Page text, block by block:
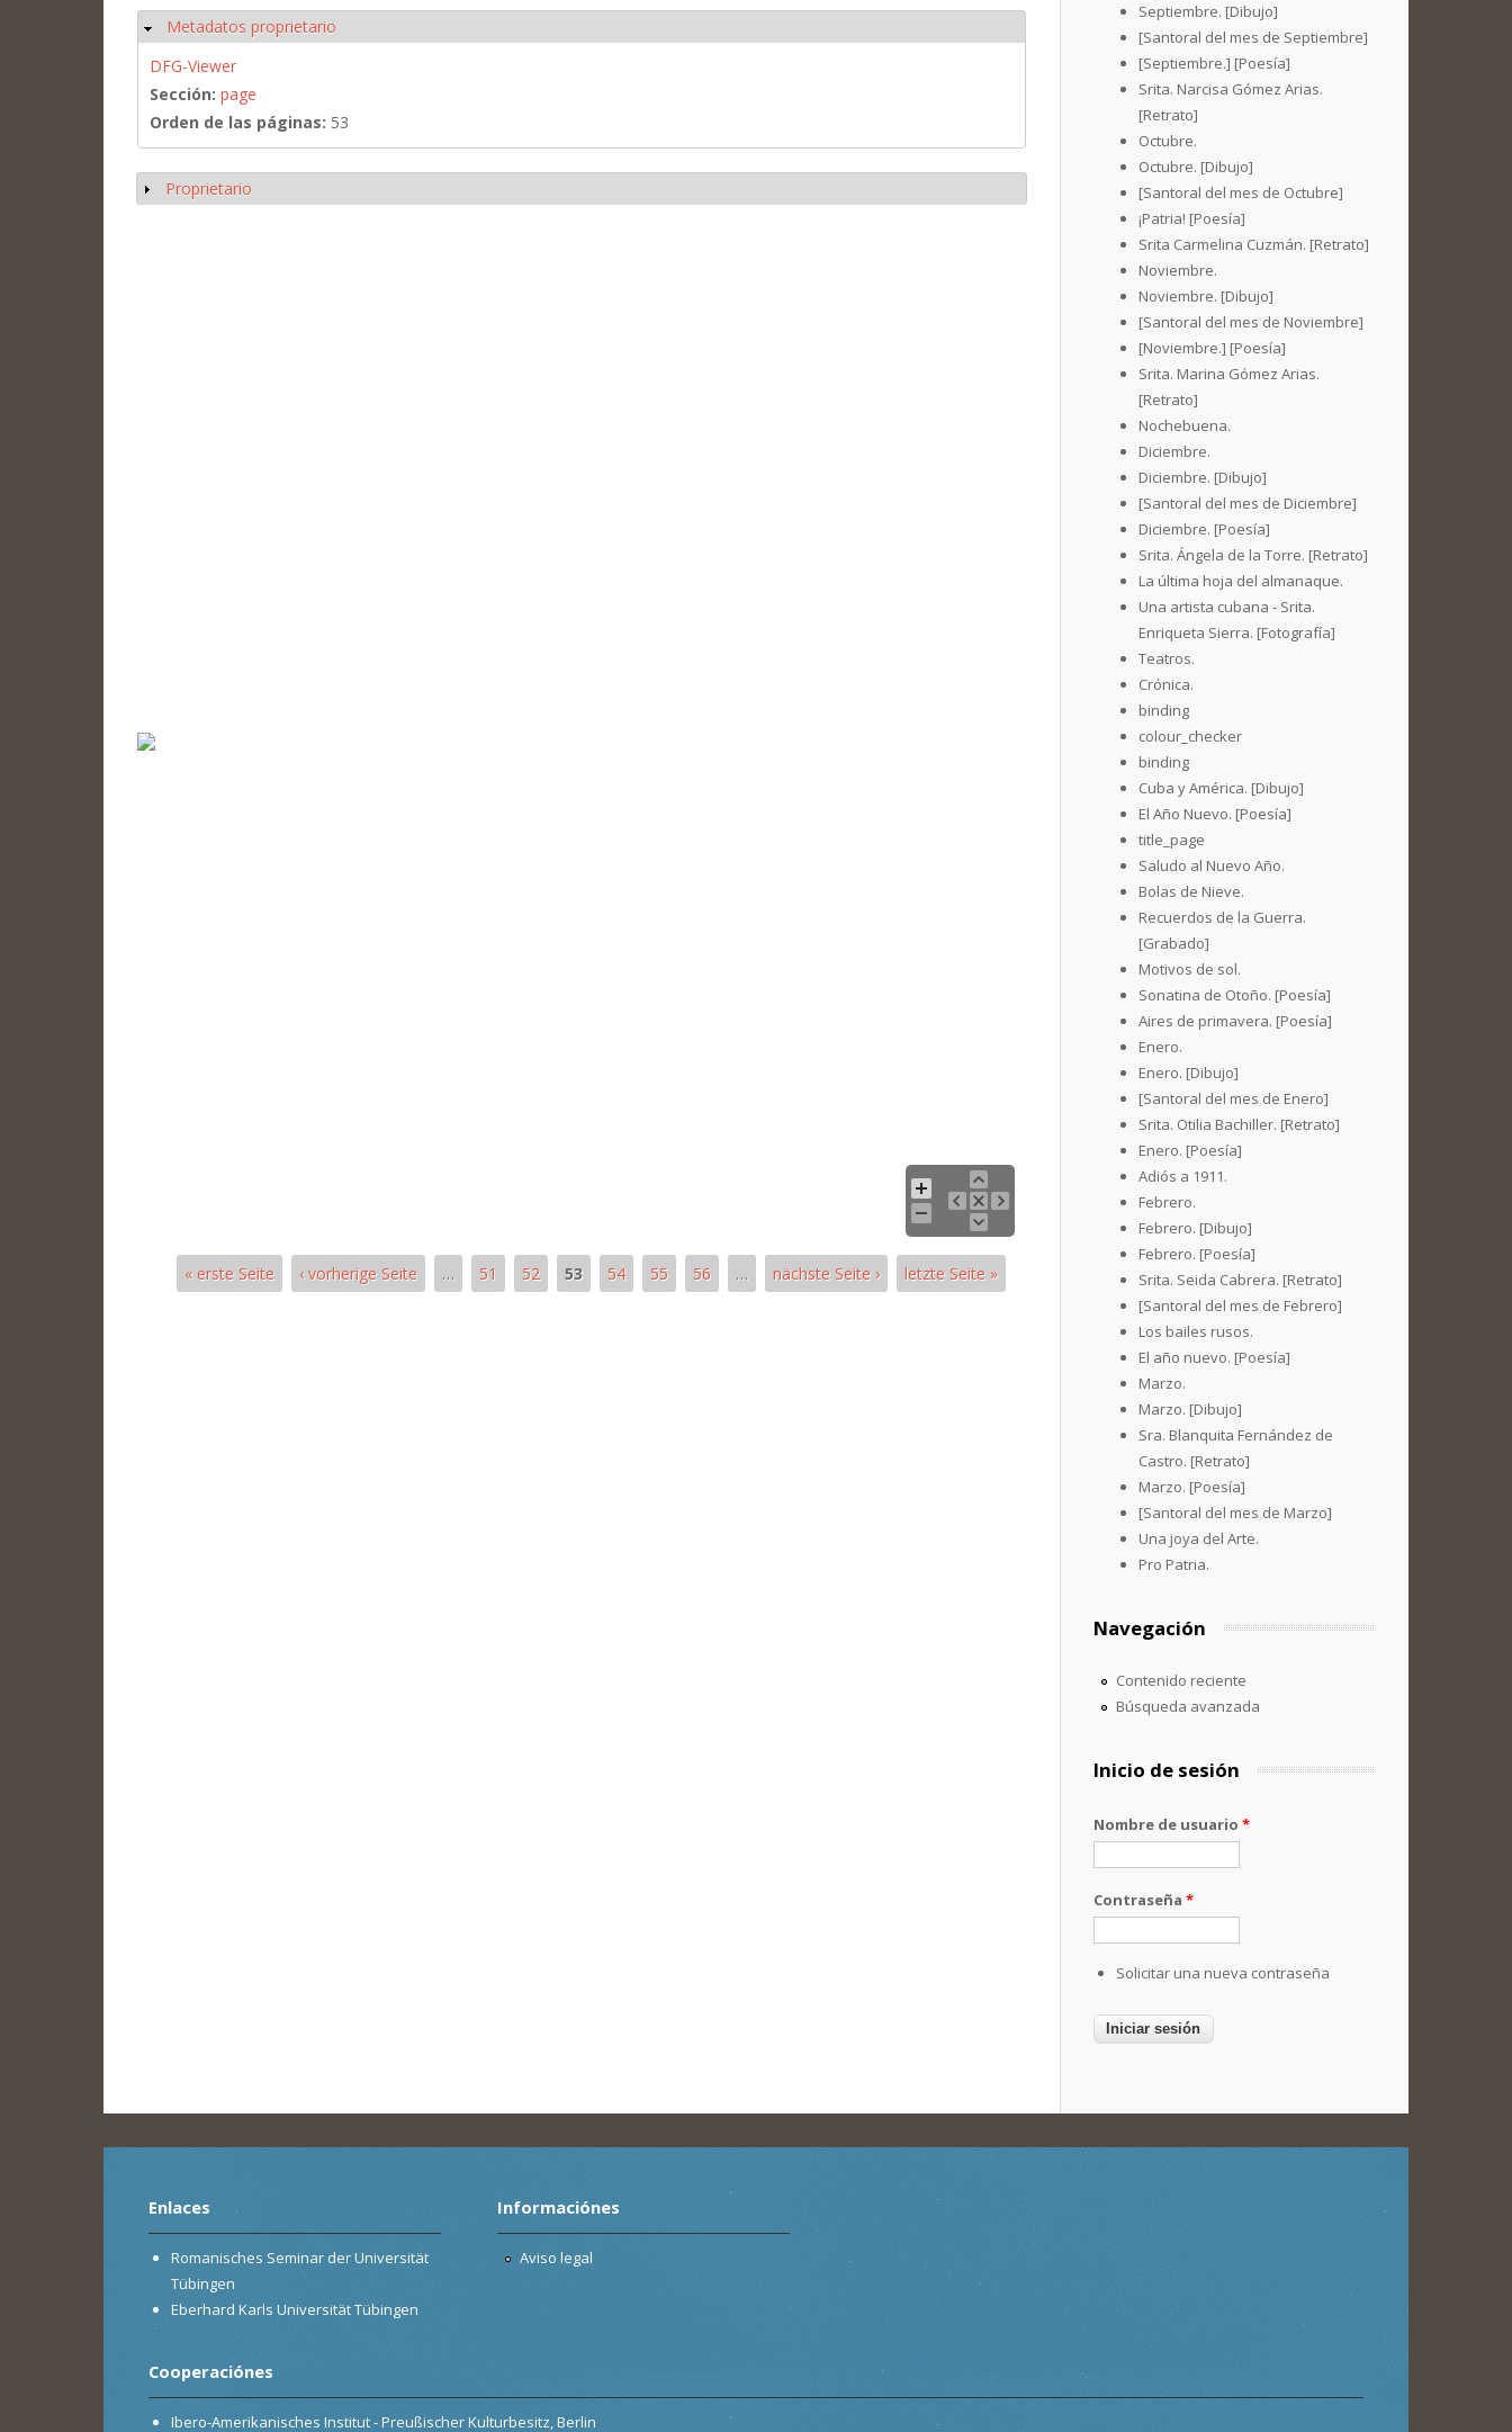
Ocultar
Metadatos proprietario
DFG-Viewer
Sección: page
Orden de las páginas: 53
Mostrar
Proprietario
« erste Seite ‹ vorherige Seite … 51 52 53 54 55 56 … nächste Seite › letzte Seite »
Septiembre. [Dibujo]
[Santoral del mes de Septiembre]
[Septiembre.] [Poesía]
Srita. Narcisa Gómez Arias.
[Retrato]
Octubre.
Octubre. [Dibujo]
[Santoral del mes de Octubre]
¡Patria! [Poesía]
Srita Carmelina Cuzmán. [Retrato]
Noviembre.
Noviembre. [Dibujo]
[Santoral del mes de Noviembre]
[Noviembre.] [Poesía]
Srita. Marina Gómez Arias.
[Retrato]
Nochebuena.
Diciembre.
Diciembre. [Dibujo]
[Santoral del mes de Diciembre]
Diciembre. [Poesía]
Srita. Ángela de la Torre. [Retrato]
La última hoja del almanaque.
Una artista cubana - Srita.
Enriqueta Sierra. [Fotografía]
Teatros.
Crónica.
binding
colour_checker
binding
Cuba y América. [Dibujo]
El Año Nuevo. [Poesía]
title_page
Saludo al Nuevo Año.
Bolas de Nieve.
Recuerdos de la Guerra.
[Grabado]
Motivos de sol.
Sonatina de Otoño. [Poesía]
Aires de primavera. [Poesía]
Enero.
Enero. [Dibujo]
[Santoral del mes de Enero]
Srita. Otilia Bachiller. [Retrato]
Enero. [Poesía]
Adiós a 1911.
Febrero.
Febrero. [Dibujo]
Febrero. [Poesía]
Srita. Seida Cabrera. [Retrato]
[Santoral del mes de Febrero]
Los bailes rusos.
El año nuevo. [Poesía]
Marzo.
Marzo. [Dibujo]
Sra. Blanquita Fernández de
Castro. [Retrato]
Marzo. [Poesía]
[Santoral del mes de Marzo]
Una joya del Arte.
Pro Patria.
Navegación
Contenido reciente
Búsqueda avanzada
Inicio de sesión
Nombre de usuario *
Contraseña *
Solicitar una nueva contraseña
Enlaces
Romanisches Seminar der Universität
Tübingen
Eberhard Karls Universität Tübingen
Informaciónes
Aviso legal
Cooperaciónes
Ibero-Amerikanisches Institut - Preußischer Kulturbesitz, Berlin